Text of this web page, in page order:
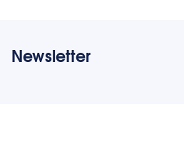
Newsletter